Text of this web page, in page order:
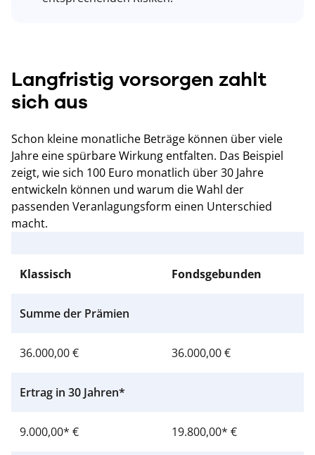
Langfristig vorsorgen zahlt
sich aus
Schon kleine monatliche Beträge können über viele
Jahre eine spürbare Wirkung entfalten. Das Beispiel
zeigt, wie sich 100 Euro monatlich über 30 Jahre
entwickeln können und warum die Wahl der
passenden Veranlagungsform einen Unterschied
macht.
Klassisch Fondsgebunden
Summe der Prämien
36.000,00 € 36.000,00 €
Ertrag in 30 Jahren*
9.000,00* € 19.800,00* €